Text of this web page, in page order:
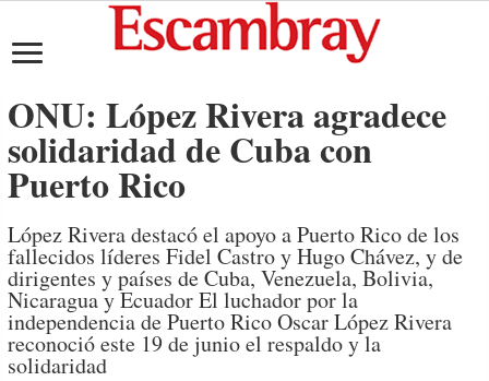
ONU: López Rivera agradece
solidaridad de Cuba con
Puerto Rico
López Rivera destacó el apoyo a Puerto Rico de los
fallecidos líderes Fidel Castro y Hugo Chávez, y de
dirigentes y países de Cuba, Venezuela, Bolivia,
Nicaragua y Ecuador El luchador por la
independencia de Puerto Rico Oscar López Rivera
reconoció este 19 de junio el respaldo y la
solidaridad